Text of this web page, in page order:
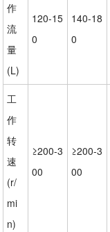
作
流
量
(L)
120-15
0
140-18
0
工
作
转
速
(r/
mi
n)
≥200-3
00
≥200-3
00